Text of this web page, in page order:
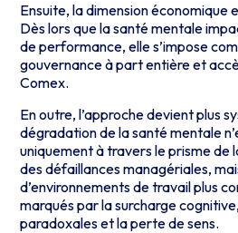
Ensuite, la dimension économique
Dès lors que la santé mentale
de performance, elle s’impose
gouvernance à part entière et
Comex.
En outre, l’approche devient plus
dégradation de la santé mentale
uniquement à travers le prisme de
des défaillances managériales,
d’environnements de travail plus
marqués par la surcharge
paradoxales et la perte de sens.